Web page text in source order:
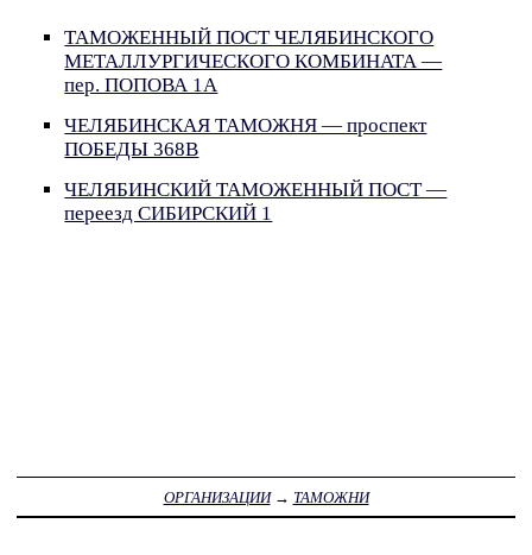
ТАМОЖЕННЫЙ ПОСТ ЧЕЛЯБИНСКОГО
МЕТАЛЛУРГИЧЕСКОГО КОМБИНАТА —
пер. ПОПОВА 1А
ЧЕЛЯБИНСКАЯ ТАМОЖНЯ — проспект
ПОБЕДЫ 368В
ЧЕЛЯБИНСКИЙ ТАМОЖЕННЫЙ ПОСТ —
переезд СИБИРСКИЙ 1
ОРГАНИЗАЦИИ→ ТАМОЖНИ